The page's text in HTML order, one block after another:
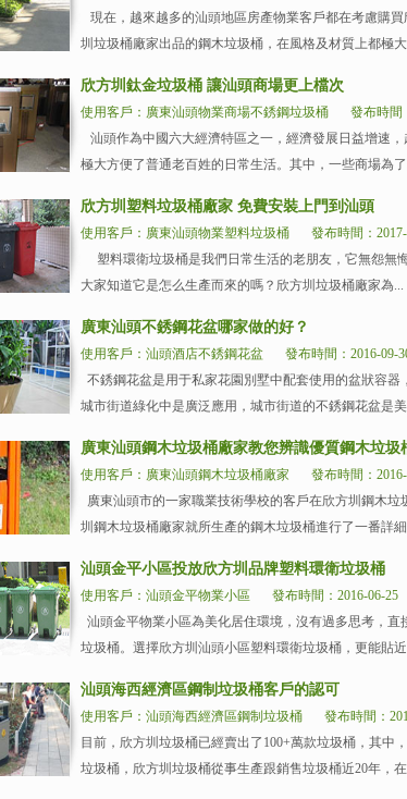
現在，越來越多的汕頭地區房產物業客戶都在考慮購
圳垃圾桶廠家出品的鋼木垃圾桶，在風格及材質上都極
欣方圳鈦金垃圾桶 讓汕頭商場更上檔次
使用客戶：廣東汕頭物業商場不銹鋼垃圾桶
發布時間
汕頭作為中國六大經濟特區之一，經濟發展日益增速
極大方便了普通老百姓的日常生活。其中，一些商場為
欣方圳塑料垃圾桶廠家 免費安裝上門到汕頭
使用客戶：廣東汕頭物業塑料垃圾桶
發布時間：
塑料環衛垃圾桶是我們日常生活的老朋友，它無怨無
大家知道它是怎么生產而來的嗎？欣方圳垃圾桶廠家為...
廣東汕頭不銹鋼花盆哪家做的好？
使用客戶：汕頭酒店不銹鋼花盆
發布時間：2016-09-
不銹鋼花盆是用于私家花園別墅中配套使用的盆狀容
城市街道綠化中是廣泛應用，城市街道的不銹鋼花盆是
廣東汕頭鋼木垃圾桶廠家教您辨識優質鋼木垃圾
使用客戶：廣東汕頭鋼木垃圾桶廠家
發布時間：
廣東汕頭市的一家職業技術學校的客戶在欣方圳鋼木
圳鋼木垃圾桶廠家就所生產的鋼木垃圾桶進行了一番詳
汕頭金平小區投放欣方圳品牌塑料環衛垃圾桶
使用客戶：汕頭金平物業小區
發布時間：2016-06-25
汕頭金平物業小區為美化居住環境，沒有過多思考，
垃圾桶。選擇欣方圳汕頭小區塑料環衛垃圾桶，更能貼
汕頭海西經濟區鋼制垃圾桶客戶的認可
使用客戶：汕頭海西經濟區鋼制垃圾桶
發布時間：
目前，欣方圳垃圾桶已經賣出了100+萬款垃圾桶，其中
垃圾桶，欣方圳垃圾桶從事生產跟銷售垃圾桶近20年，